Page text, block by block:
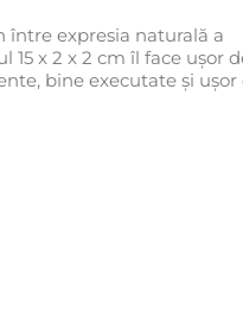
expresia naturală a
x 2 x 2 cm îl face ușor
bine executate și ușor